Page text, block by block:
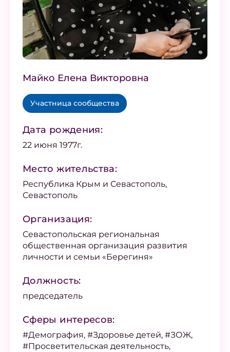
Майко Елена Викторовна
Участница сообщества
Дата рождения:
22 июня 1977г.
Место жительства:
Республика Крым и Севастополь,
Севастополь
Организация:
Севастопольская региональная
общественная организация развития
личности и семьи «Берегиня»
Должность:
председатель
Сферы интересов:
#Демография, #Здоровье детей, #ЗОЖ,
#Просветительская деятельность,